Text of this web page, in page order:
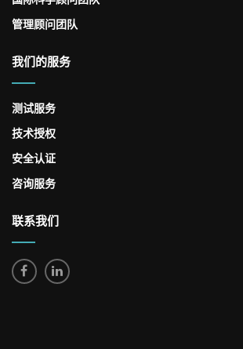
管理顾问团队
我们的服务
测试服务
技术授权
安全认证
咨询服务
联系我们